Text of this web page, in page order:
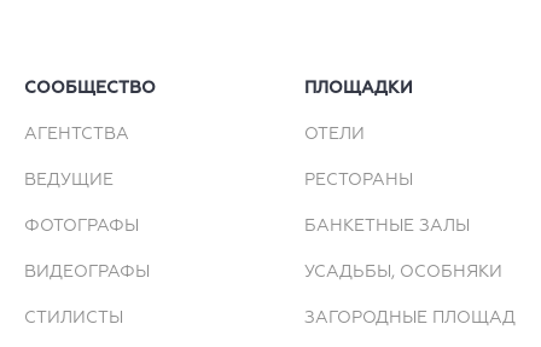
СООБЩЕСТВО
АГЕНТСТВА
ВЕДУЩИЕ
ФОТОГРАФЫ
ВИДЕОГРАФЫ
СТИЛИСТЫ
ПЛОЩАДКИ
ОТЕЛИ
РЕСТОРАНЫ
БАНКЕТНЫЕ ЗАЛЫ
УСАДЬБЫ, ОСОБНЯКИ
ЗАГОРОДНЫЕ ПЛОЩАДКИ